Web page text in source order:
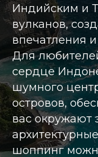
Индийским и
вулканов,
впечатления
Для
сердце
шумного
островов,
вас окружают
шоппинг